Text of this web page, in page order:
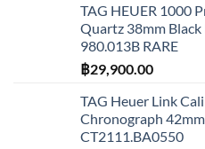
TAG HEUER 1000
Quartz 38mm Black
980.013B RARE
฿29,900.00
TAG Heuer Link
Chronograph
CT2111.BA0550